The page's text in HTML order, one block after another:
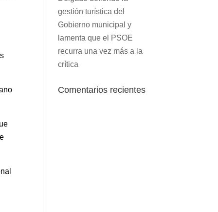
gestión turística del
Gobierno municipal y
lamenta que el PSOE
recurra una vez más a la
crítica
Comentarios recientes